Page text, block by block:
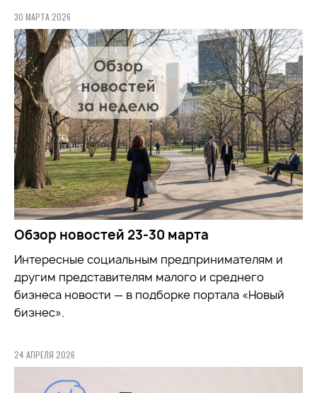
30 МАРТА 2026
Обзор новостей 23-30 марта
Интересные социальным предпринимателям и
другим представителям малого и среднего
бизнеса новости — в подборке портала «Новый
бизнес».
24 АПРЕЛЯ 2026